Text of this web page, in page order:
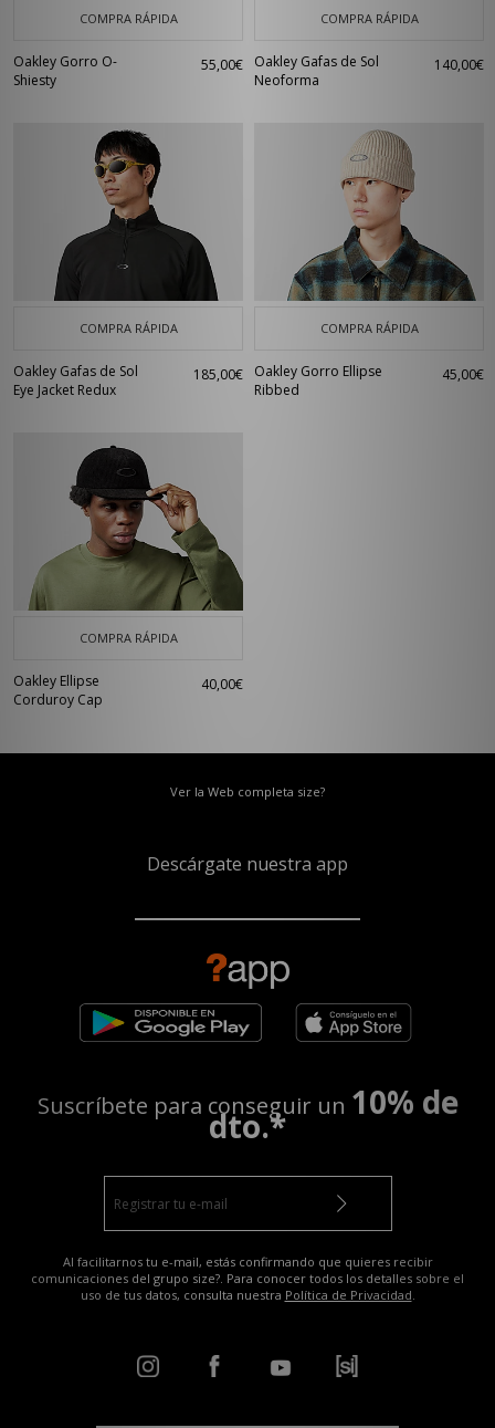
COMPRA RÁPIDA
Oakley Gorro O-
Shiesty
55,00€
COMPRA RÁPIDA
Oakley Gafas de Sol
Neoforma
140,00€
COMPRA RÁPIDA
Oakley Gafas de Sol
Eye Jacket Redux
185,00€
COMPRA RÁPIDA
Oakley Gorro Ellipse
Ribbed
45,00€
COMPRA RÁPIDA
Oakley Ellipse
Corduroy Cap
40,00€
Ver la Web completa size?
Descárgate nuestra app
Suscríbete para conseguir un 10% de
dto.*
Al facilitarnos tu e-mail, estás confirmando que quieres recibir
comunicaciones del grupo size?. Para conocer todos los detalles sobre el
uso de tus datos, consulta nuestra Política de Privacidad.